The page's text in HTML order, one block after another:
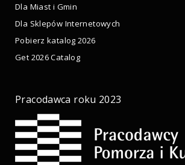
Dla Miast i Gmin
Dla Sklepów Internetowych
Pobierz katalog 2026
Get 2026 Catalog
Pracodawca roku 2023